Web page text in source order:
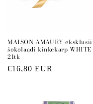
MAISON AMAURY
šokolaadi kinkekarp
21tk
Regular
€16,80 EUR